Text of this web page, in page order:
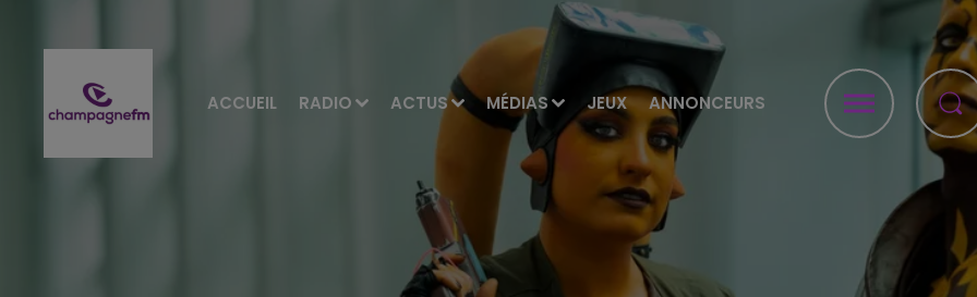
ACCUEIL RADIO ACTUS MÉDIAS JEUX ANNONCEURS